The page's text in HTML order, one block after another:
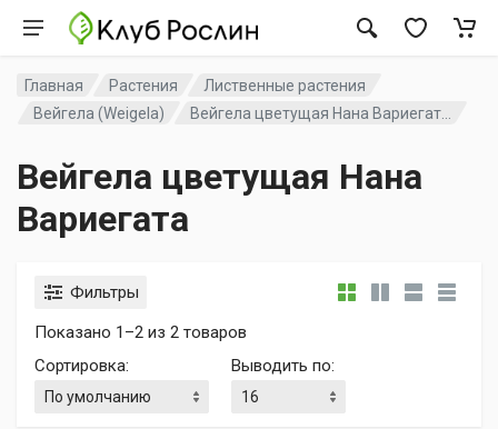
Главная Растения
Лиственные растения
Вейгела (Weigela)
Вейгела цветущая Нана Вариегат...
Вейгела цветущая Нана
Вариегата
Фильтры
Показано 1–2 из 2 товаров
Сортировка: Выводить по: